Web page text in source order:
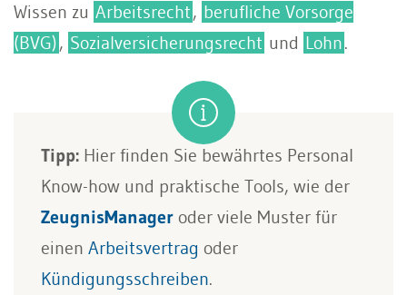
Wissen zu Arbeitsrecht, berufliche Vorsorge
(BVG), Sozialversicherungsrecht und Lohn.
Tipp: Hier finden Sie bewährtes Personal
Know-how und praktische Tools, wie der
ZeugnisManager oder viele Muster für
einen Arbeitsvertrag oder
Kündigungsschreiben.